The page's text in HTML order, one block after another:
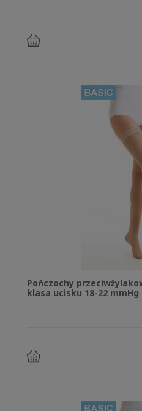
do
koszyka
Pończochy
klasa ucisku 18-22 mmHg
do
koszyka